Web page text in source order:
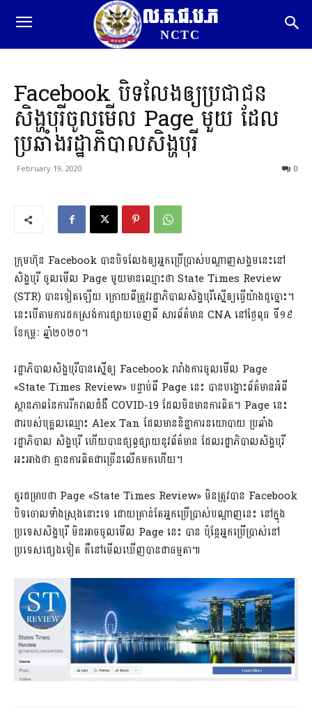
ល.គ.ជ.ប.ភ
NCTC
Facebook បិទលែងឲ្យប្រជាជន
សិង្ហបុរីចូលមើល Page មួយ ដែល
ប្រឆាំងរដ្ឋាភិបាលសិង្ហបុរី
February 19, 2020 0
ក្រុមហ៊ុន Facebook បានបិទលែងឲ្យអ្នកប្រើប្រាស់បណ្តាញសង្គមនេះនៅ
សិង្ហបុរី ចូលមើល Page មួយមានឈ្មោះថា State Times Review
(STR) បានទៀតឡើយ ក្រោយពីត្រូវរដ្ឋាភិបាលសិង្ហបុរីស្នើឲ្យធ្វើយ៉ាងដូច្នោះ។
នេះបើតាមការដកស្រង់ការផ្សាយចេញពី សារព័ត៌មាន CNA នៅថ្ងៃពុធ ទី១៩
ខែកុម្ភៈ ឆ្នាំ២០២០។
រដ្ឋាភិបាលសិង្ហបុរីបានស្នើឲ្យ Facebook រារាំងការចូលមើល Page
«State Times Review» បន្ទាប់ពី Page នេះ បានបង្ហោះព័ត៌មានអំពី
ស្ថានភាពនៃការរីករាលជំងឺ COVID-19 ដែលមិនមានការពិត។ Page នេះ
ជារបស់បុគ្គលឈ្មោះ Alex Tan ដែលមាននិន្នាការនយោបាយ ប្រឆាំង
រដ្ឋាភិបាល សិង្ហបុរី ហើយបានផ្សព្វផ្សាយនូវព័ត៌មាន ដែលរដ្ឋាភិបាលសិង្ហបុរី
អះអាងថា គ្មានការពិតជាច្រើនលើកមកហើយ។
គួរជម្រាបថា Page «State Times Review» មិនត្រូវបាន Facebook
បិទចោលទាំងស្រុងនោះទេ ដោយគ្រាន់តែអ្នកប្រើប្រាស់បណ្តាញនេះ នៅក្នុង
ប្រទេសសិង្ហបុរី មិនអាចចូលមើល Page នេះ បាន ប៉ុន្តែអ្នកប្រើប្រាស់នៅ
ប្រទេសផ្សេងទៀត គឺនៅមើលឃើញបានជាធម្មតា៕